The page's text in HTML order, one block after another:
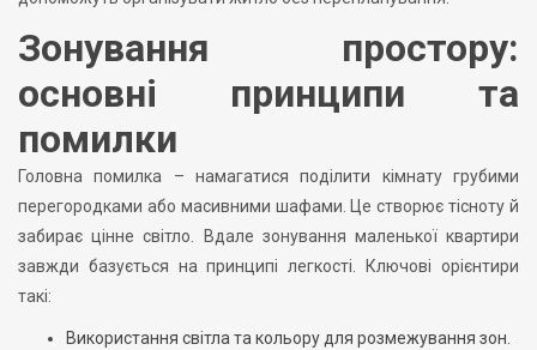
Зонування простору:
основні принципи та
помилки
Головна помилка – намагатися поділити кімнату грубими
перегородками або масивними шафами. Це створює тісноту й
забирає цінне світло. Вдале зонування маленької квартири
завжди базується на принципі легкості. Ключові орієнтири
такі:
Використання світла та кольору для розмежування зон.